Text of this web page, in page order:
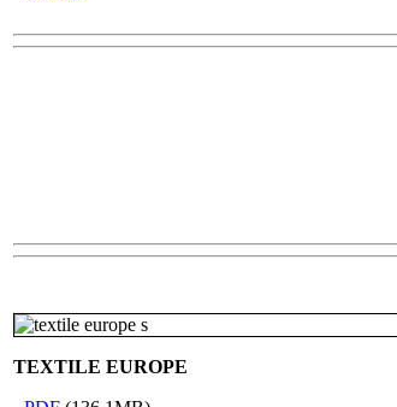
TEXTILE EUROPE